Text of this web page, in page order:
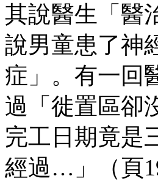
其說醫生「醫
說男童患了神
症」。有一回
過「徙置區卻
完工日期竟是
經過…」（頁